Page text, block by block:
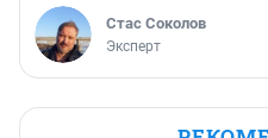
Стас Соколов
Эксперт